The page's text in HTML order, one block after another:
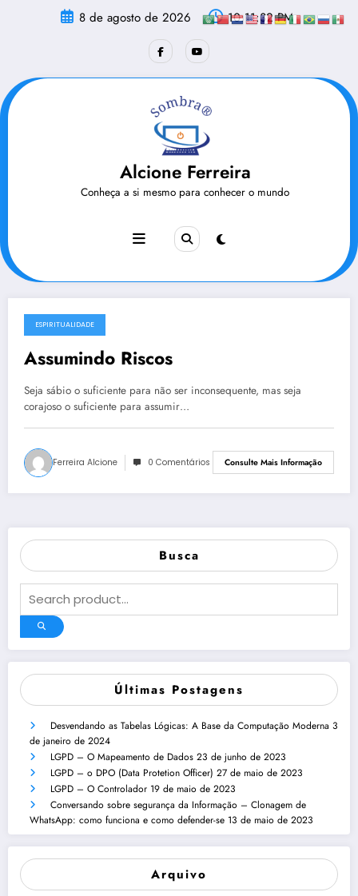
8 de agosto de 2026 10:11:32 PM
Alcione Ferreira
Conheça a si mesmo para conhecer o mundo
3 de abril de 2018
ESPIRITUALIDADE
Assumindo Riscos
Seja sábio o suficiente para não ser inconsequente, mas seja
corajoso o suficiente para assumir…
Ferreira Alcione 0 Comentários Consulte Mais Informação
Busca
Últimas Postagens
Desvendando as Tabelas Lógicas: A Base da Computação Moderna 3
de janeiro de 2024
LGPD – O Mapeamento de Dados 23 de junho de 2023
LGPD – o DPO (Data Protetion Officer) 27 de maio de 2023
LGPD – O Controlador 19 de maio de 2023
Conversando sobre segurança da Informação – Clonagem de
WhatsApp: como funciona e como defender-se 13 de maio de 2023
Arquivo